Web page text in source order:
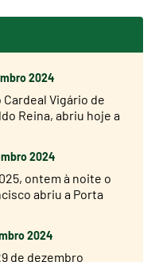
2024
Vigário de
Reina, abriu hoje a
2024
ontem à noite o
abriu a Porta
2024
de dezembro